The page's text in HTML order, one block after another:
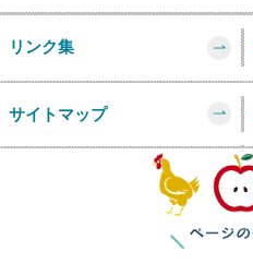
リンク集
サイトマップ